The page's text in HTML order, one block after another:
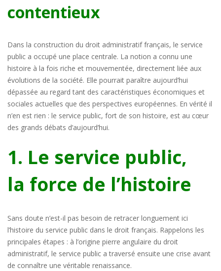
contentieux
Dans la construction du droit administratif français, le service
public a occupé une place centrale. La notion a connu une
histoire à la fois riche et mouvementée, directement liée aux
évolutions de la société. Elle pourrait paraître aujourd’hui
dépassée au regard tant des caractéristiques économiques et
sociales actuelles que des perspectives européennes. En vérité il
n’en est rien : le service public, fort de son histoire, est au cœur
des grands débats d’aujourd’hui.
1. Le service public,
la force de l’histoire
Sans doute n’est-il pas besoin de retracer longuement ici
l’histoire du service public dans le droit français. Rappelons les
principales étapes : à l’origine pierre angulaire du droit
administratif, le service public a traversé ensuite une crise avant
de connaître une véritable renaissance.